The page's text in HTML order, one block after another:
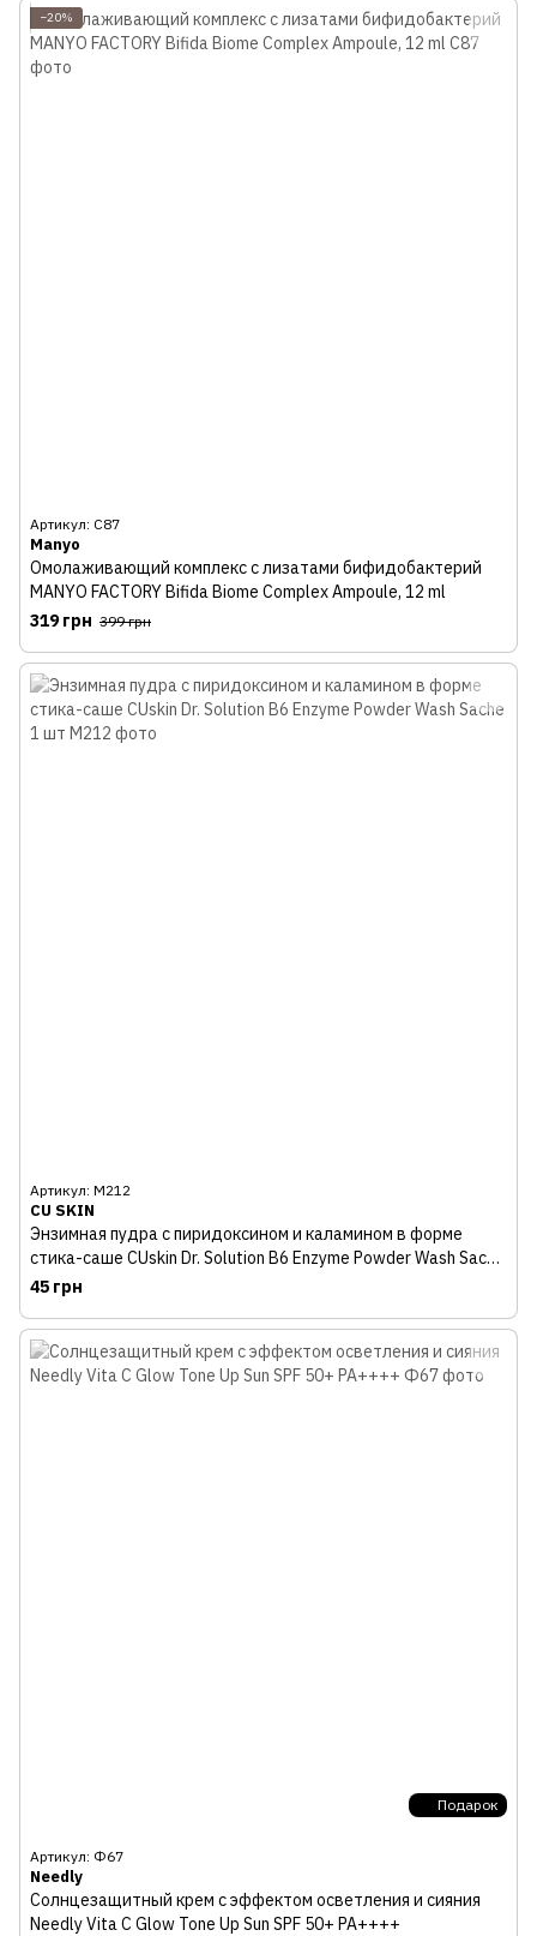
−20%
Артикул: С87
Manyo
Омолаживающий комплекс с лизатами бифидобактерий
MANYO FACTORY Bifida Biome Complex Ampoule, 12 ml
319 грн 399 грн
Артикул: М212
CU SKIN
Энзимная пудра с пиридоксином и каламином в форме
стика-саше CUskin Dr. Solution B6 Enzyme Powder Wash Sache
1 шт
45 грн
Подарок
Артикул: Ф67
Needly
Солнцезащитный крем с эффектом осветления и сияния
Needly Vita C Glow Tone Up Sun SPF 50+ PA++++